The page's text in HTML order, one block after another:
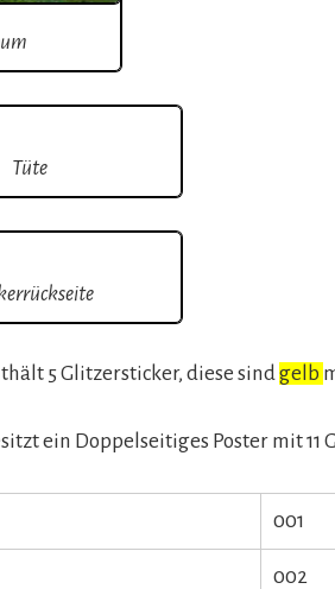
Tüte
5 Glitzersticker, diese sindgelb
ein Doppelseitiges Poster mit 11
001
002